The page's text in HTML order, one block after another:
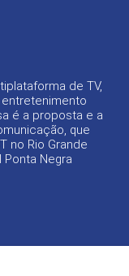
de TV,
é a proposta e a
que
no Rio Grande
Negra